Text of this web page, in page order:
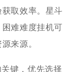
取效率。星斗
难难度挂机可
来源。
键，优先选择